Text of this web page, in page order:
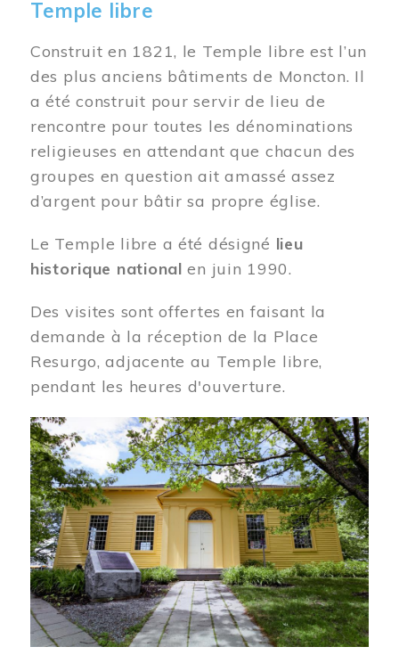
Temple libre
Construit en 1821, le Temple libre est l’un
des plus anciens bâtiments de Moncton. Il
a été construit pour servir de lieu de
rencontre pour toutes les dénominations
religieuses en attendant que chacun des
groupes en question ait amassé assez
d’argent pour bâtir sa propre église.
Le Temple libre a été désigné lieu
historique national en juin 1990.
Des visites sont offertes en faisant la
demande à la réception de la Place
Resurgo, adjacente au Temple libre,
pendant les heures d'ouverture.
Image